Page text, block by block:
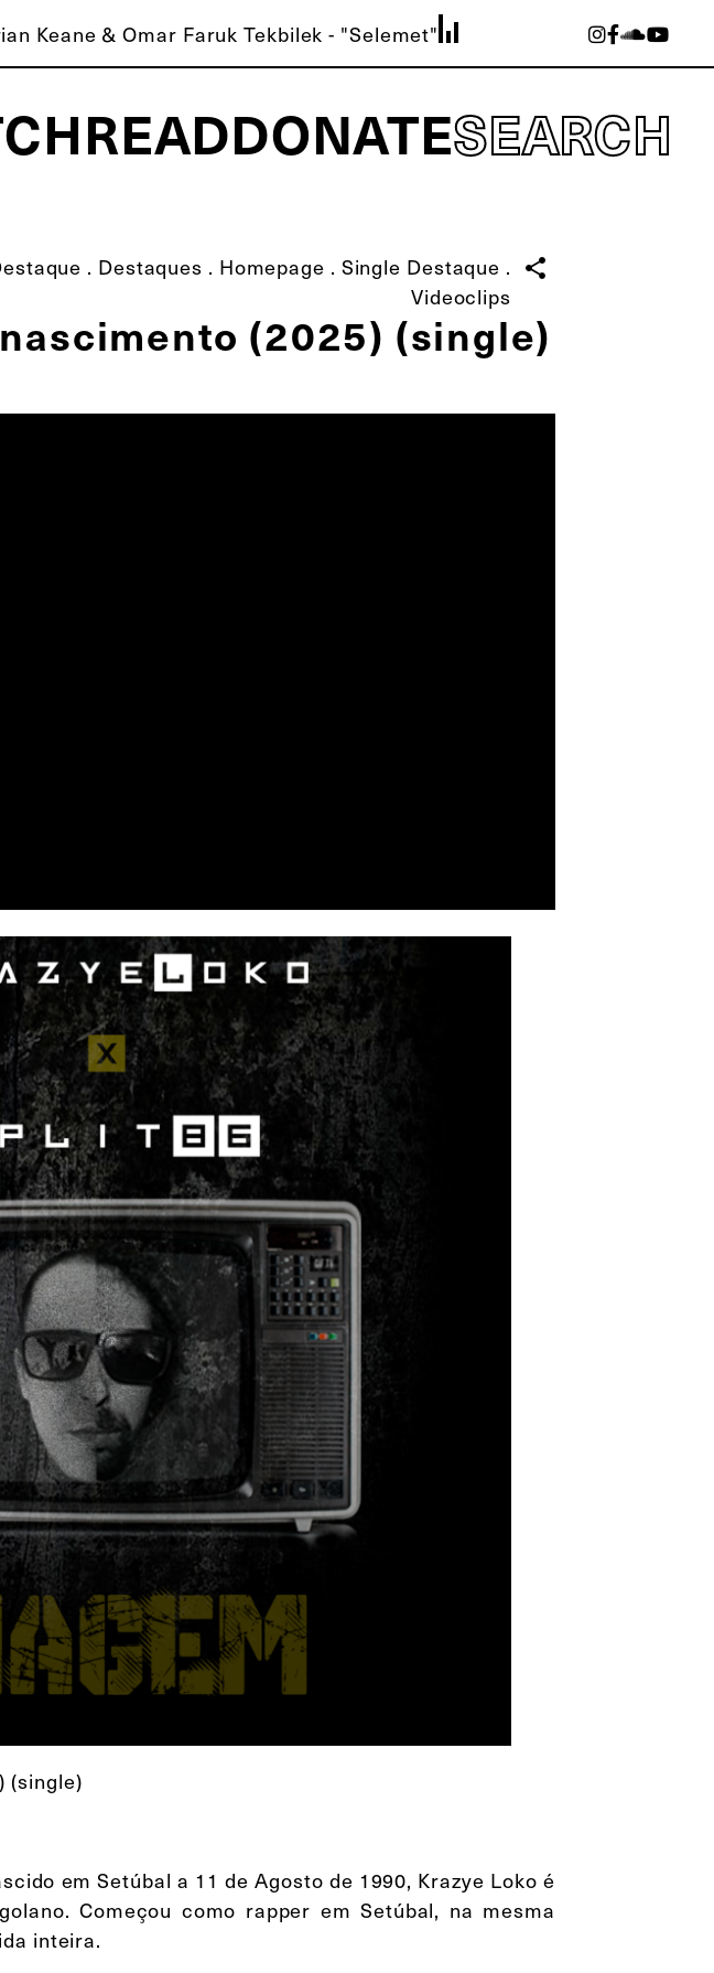
Keane & Omar Faruk Tekbilek - "Selemet"
READDONATESEARCH
. Destaques . Homepage . Single Destaque .
Videoclips
share
(2025) (single)
(single)
em Setúbal a 11 de Agosto de 1990, Krazye Loko é
Começou como rapper em Setúbal, na mesma
inteira.